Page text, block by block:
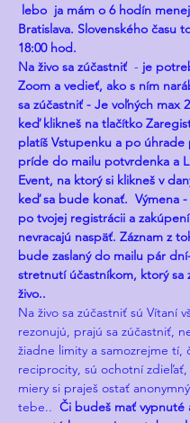
lebo  ja mám o 6 hodín
Bratislava. Slovenského času
18:00 hod.
Na živo sa zúčastniť - je
Zoom a vedieť, ako s ním
sa zúčastniť - Je voľných max
keď klikneš na tlačítko
platíš Vstupenku a po úhrade
príde do mailu potvrdenka a
Event, na ktorý si klikneš v
keď sa bude konať.  Výmena -
po tvojej registrácii a
nevracajú naspäť. Záznam z
bude zaslaný do mailu pár
stretnutí účastníkom, ktorý sa
živo..
Na živo sa zúčastniť sú Vítaní
rezonujú, prajú sa zúčastniť,
žiadne limity a samozrejme tí,
reciprocity, sú ochotní
miery si praješ ostať
tebe.. Či budeš mať vypnuté